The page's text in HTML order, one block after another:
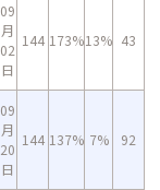
09
月
02
日
144 173%13% 43
09
月
20
日
144 137% 7% 92